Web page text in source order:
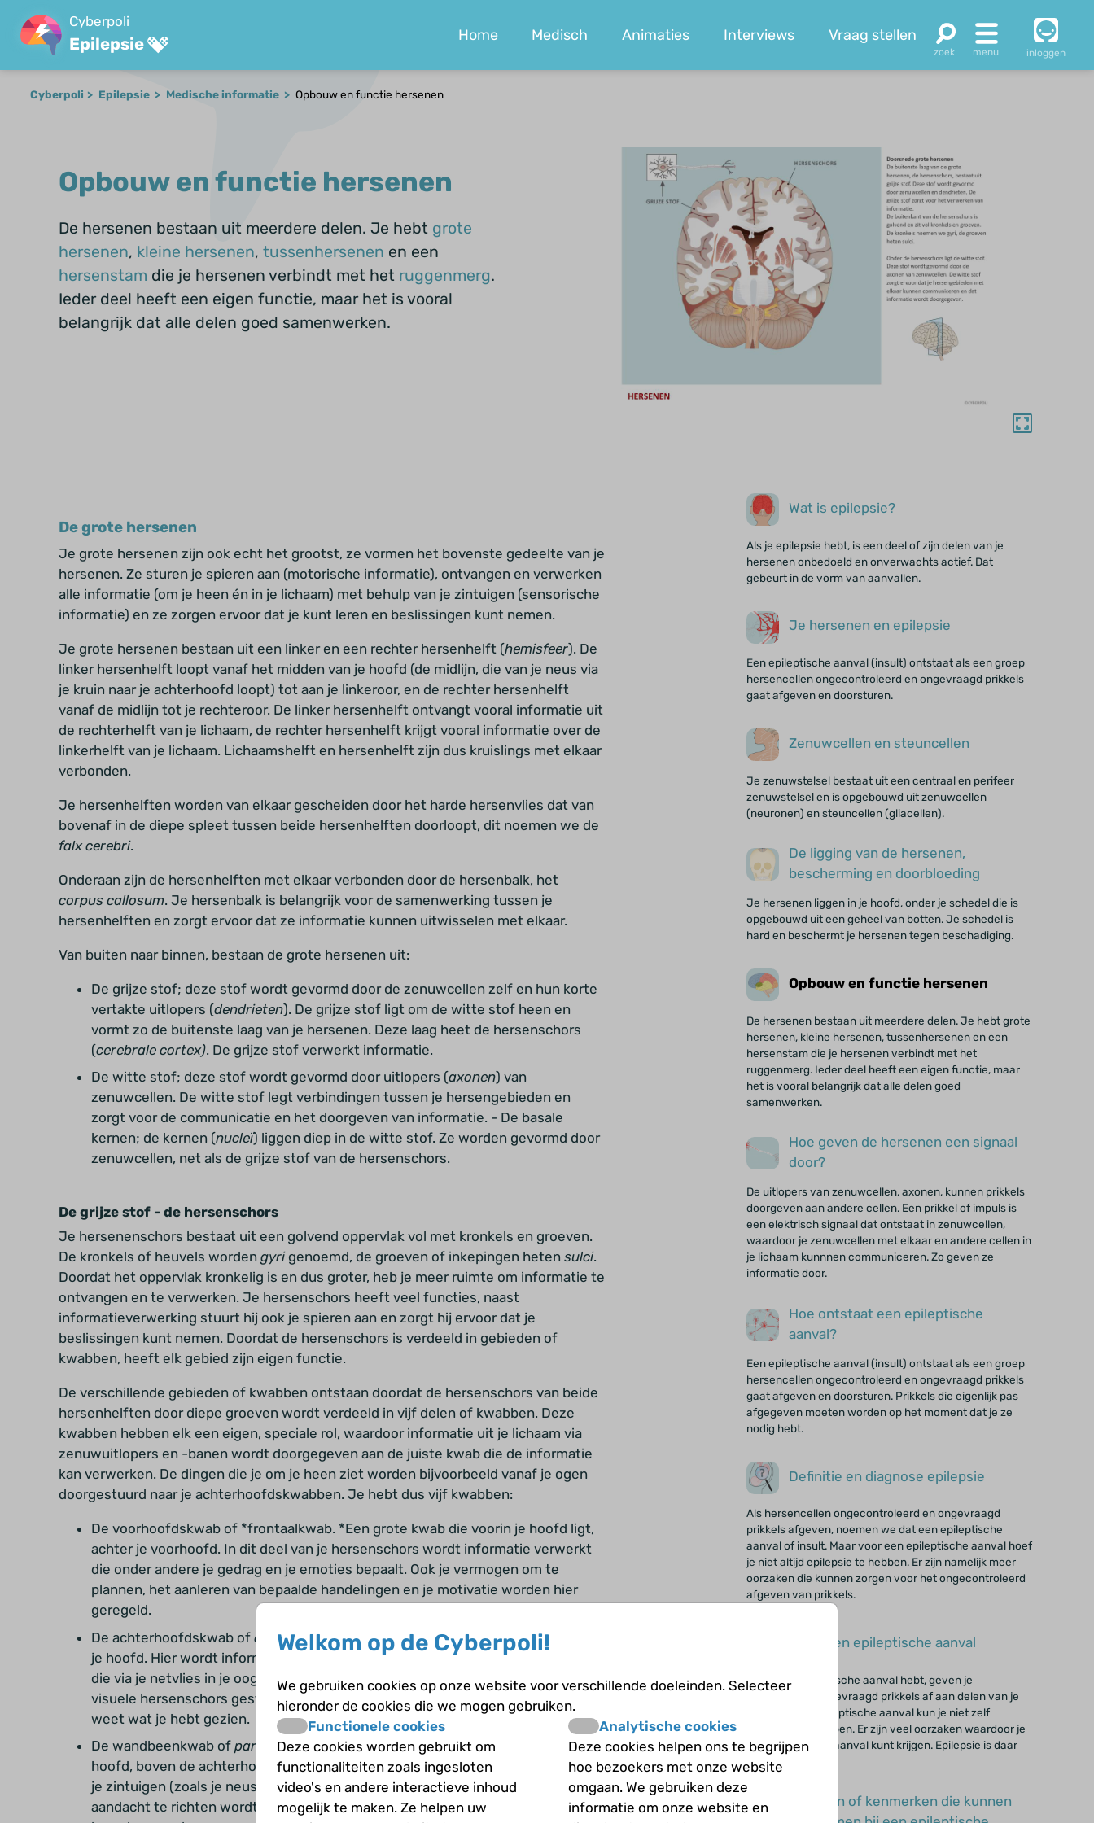
Cyberpoli
Epilepsie Home Medisch Animaties Interviews Vraag stellen
inloggen
Cyberpoli Epilepsie Medische informatie Opbouw en functie hersenen
Opbouw en functie hersenen
De hersenen bestaan uit meerdere delen. Je hebt grote
hersenen, kleine hersenen, tussenhersenen en een
hersenstam die je hersenen verbindt met het ruggenmerg.
Ieder deel heeft een eigen functie, maar het is vooral
belangrijk dat alle delen goed samenwerken.
De grote hersenen
Je grote hersenen zijn ook echt het grootst, ze vormen het bovenste gedeelte van je
hersenen. Ze sturen je spieren aan (motorische informatie), ontvangen en verwerken
alle informatie (om je heen én in je lichaam) met behulp van je zintuigen (sensorische
informatie) en ze zorgen ervoor dat je kunt leren en beslissingen kunt nemen.
Je grote hersenen bestaan uit een linker en een rechter hersenhelft (hemisfeer). De
linker hersenhelft loopt vanaf het midden van je hoofd (de midlijn, die van je neus via
je kruin naar je achterhoofd loopt) tot aan je linkeroor, en de rechter hersenhelft
vanaf de midlijn tot je rechteroor. De linker hersenhelft ontvangt vooral informatie uit
de rechterhelft van je lichaam, de rechter hersenhelft krijgt vooral informatie over de
linkerhelft van je lichaam. Lichaamshelft en hersenhelft zijn dus kruislings met elkaar
verbonden.
Je hersenhelften worden van elkaar gescheiden door het harde hersenvlies dat van
bovenaf in de diepe spleet tussen beide hersenhelften doorloopt, dit noemen we de
falx cerebri.
Onderaan zijn de hersenhelften met elkaar verbonden door de hersenbalk, het
corpus callosum. Je hersenbalk is belangrijk voor de samenwerking tussen je
hersenhelften en zorgt ervoor dat ze informatie kunnen uitwisselen met elkaar.
Van buiten naar binnen, bestaan de grote hersenen uit:
De grijze stof; deze stof wordt gevormd door de zenuwcellen zelf en hun korte
vertakte uitlopers (dendrieten). De grijze stof ligt om de witte stof heen en
vormt zo de buitenste laag van je hersenen. Deze laag heet de hersenschors
(cerebrale cortex). De grijze stof verwerkt informatie.
De witte stof; deze stof wordt gevormd door uitlopers (axonen) van
zenuwcellen. De witte stof legt verbindingen tussen je hersengebieden en
zorgt voor de communicatie en het doorgeven van informatie. - De basale
kernen; de kernen (nucleï) liggen diep in de witte stof. Ze worden gevormd door
zenuwcellen, net als de grijze stof van de hersenschors.
De grijze stof - de hersenschors
Je hersenenschors bestaat uit een golvend oppervlak vol met kronkels en groeven.
De kronkels of heuvels worden gyrigenoemd, de groeven of inkepingen heten sulci.
Doordat het oppervlak kronkelig is en dus groter, heb je meer ruimte om informatie te
ontvangen en te verwerken. Je hersenschors heeft veel functies, naast
informatieverwerking stuurt hij ook je spieren aan en zorgt hij ervoor dat je
beslissingen kunt nemen. Doordat de hersenschors is verdeeld in gebieden of
kwabben, heeft elk gebied zijn eigen functie.
De verschillende gebieden of kwabben ontstaan doordat de hersenschors van beide
hersenhelften door diepe groeven wordt verdeeld in vijf delen of kwabben. Deze
kwabben hebben elk een eigen, speciale rol, waardoor informatie uit je lichaam via
zenuwuitlopers en -banen wordt doorgegeven aan de juiste kwab die de informatie
kan verwerken. De dingen die je om je heen ziet worden bijvoorbeeld vanaf je ogen
doorgestuurd naar je achterhoofdskwabben. Je hebt dus vijf kwabben:
De voorhoofdskwab of *frontaalkwab. *Een grote kwab die voorin je hoofd ligt,
achter je voorhoofd. In dit deel van je hersenschors wordt informatie verwerkt
die onder andere je gedrag en je emoties bepaalt. Ook je vermogen om te
plannen, het aanleren van bepaalde handelingen en je motivatie worden hier
geregeld.
De achterhoofdskwab of occipitaalkwab. Deze kwab ligt aan de achterzijde van
je hoofd. Hier wordt informatie verwerkt die van belang is voor het zien. Prikkels
die via je netvlies in je oog binnenkomen worden door zenuwenbanen naar de
visuele hersenschors gestuurd. Daar worden ze gelezen en verwerkt, zodat je
weet wat je hebt gezien.
De wandbeenkwab of pariëtaalkwab. Deze kwab ligt aan de bovenzijde van je
hoofd, boven de achterhoofdskwab. Hier wordt informatie verwerkt die vanuit
je zintuigen (zoals je neus) binnenkomt, ook je vermogen om te leren en je
aandacht te richten wordt hier geregeld. Deze kwab heb je dus nodig om te
Wat is epilepsie?
Als je epilepsie hebt, is een deel of zijn delen van je
hersenen onbedoeld en onverwachts actief. Dat
gebeurt in de vorm van aanvallen.
Je hersenen en epilepsie
Een epileptische aanval (insult) ontstaat als een groep
hersencellen ongecontroleerd en ongevraagd prikkels
gaat afgeven en doorsturen.
Zenuwcellen en steuncellen
Je zenuwstelsel bestaat uit een centraal en perifeer
zenuwstelsel en is opgebouwd uit zenuwcellen
(neuronen) en steuncellen (gliacellen).
De ligging van de hersenen,
bescherming en doorbloeding
Je hersenen liggen in je hoofd, onder je schedel die is
opgebouwd uit een geheel van botten. Je schedel is
hard en beschermt je hersenen tegen beschadiging.
Opbouw en functie hersenen
De hersenen bestaan uit meerdere delen. Je hebt grote
hersenen, kleine hersenen, tussenhersenen en een
hersenstam die je hersenen verbindt met het
ruggenmerg. Ieder deel heeft een eigen functie, maar
het is vooral belangrijk dat alle delen goed
samenwerken.
Hoe geven de hersenen een signaal
door?
De uitlopers van zenuwcellen, axonen, kunnen prikkels
doorgeven aan andere cellen. Een prikkel of impuls is
een elektrisch signaal dat ontstaat in zenuwcellen,
waardoor je zenuwcellen met elkaar en andere cellen in
je lichaam kunnnen communiceren. Zo geven ze
informatie door.
Hoe ontstaat een epileptische
aanval?
Een epileptische aanval (insult) ontstaat als een groep
hersencellen ongecontroleerd en ongevraagd prikkels
gaat afgeven en doorsturen. Prikkels die eigenlijk pas
afgegeven moeten worden op het moment dat je ze
nodig hebt.
Definitie en diagnose epilepsie
Als hersencellen ongecontroleerd en ongevraagd
prikkels afgeven, noemen we dat een epileptische
aanval of insult. Maar voor een epileptische aanval hoef
je niet altijd epilepsie te hebben. Er zijn namelijk meer
oorzaken die kunnen zorgen voor het ongecontroleerd
afgeven van prikkels.
Oorzaken epileptische aanval
Als je een epileptische aanval hebt, geven je
hersencellen ongevraagd prikkels af aan delen van je
lichaam. Een epileptische aanval kun je niet zelf
beginnen of stoppen. Er zijn veel oorzaken waardoor je
een epileptische aanval kunt krijgen. Epilepsie is daar
een van.
Klachten of kenmerken die kunnen
Welkom op de Cyberpoli!
We gebruiken cookies op onze website voor verschillende doeleinden. Selecteer
hieronder de cookies die we mogen gebruiken.
Functionele cookies
Deze cookies worden gebruikt om
functionaliteiten zoals ingesloten
video's en andere interactieve inhoud
mogelijk te maken. Ze helpen uw
Analytische cookies
Deze cookies helpen ons te begrijpen
hoe bezoekers met onze website
omgaan. We gebruiken deze
informatie om onze website en